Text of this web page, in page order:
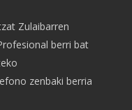
Zulaibarren
berri bat
zenbaki berria